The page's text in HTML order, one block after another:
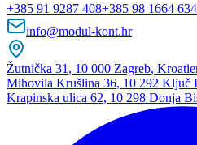
+385 91 9287 408+385 98 1664 634
info@modul-kont.hr
Žutnička 31 , 10 000 Zagreb,
Mihovila Krušlina 36, 10 292 Ključ
Krapinska ulica 62, 10 298 Donja